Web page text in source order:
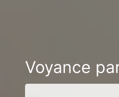
Voyance